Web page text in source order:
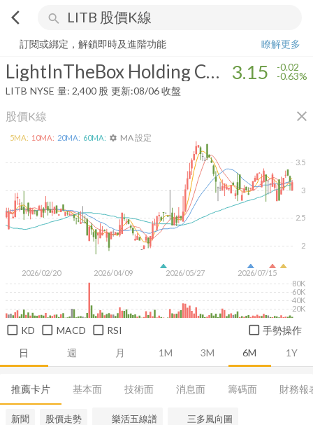
arrow_back_ios search
LightInTheBox Holding Co., Ltd. 3.15
訂閱或綁定，解鎖即時及進階功能
瞭解更多
LightInTheBox Holding Co., Ltd. 3.15 -0.02
-0.63%
LITB NYSE 量: 2,400 股 更新:08/06 收盤
股價K線 close
日 週 月 1M 3M 6M 1Y
2026/02/20 2026/04/09 2026/05/27 2026/07/15
2
2.5
3
3.5
20K
40K
60K
80K
5MA: 10MA: 20MA: 60MA: settings MA 設定
KD MACD RSI 手勢操作
推薦卡片 基本面 技術面 消息面 籌碼面 財務報
新聞 股價走勢 樂活五線譜 三多風向圖